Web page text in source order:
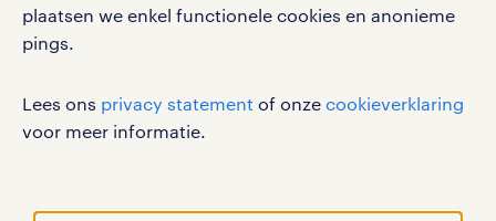
plaatsen we enkel functionele cookies en anonieme
pings.
Lees ons privacy statement of onze cookieverklaring
voor meer informatie.
gebruikersvoorwaarden